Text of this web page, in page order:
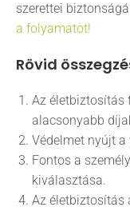
szerettei
a folyamatot!
Rövid
Az életbiztosítás
alacsonyabb
Védelmet nyújt a
Fontos a
kiválasztása.
Az életbiztosítás